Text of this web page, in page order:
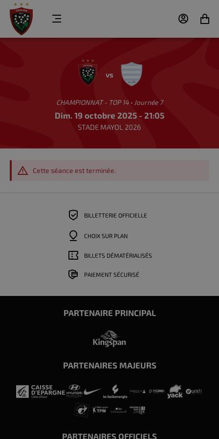
MENU
MON
MON
RC
TOULON
vs
92
CHAMPIONNAT - TOP 14 • Journée 7
Dim. 19 octobre 2025 - 21:05
STADE MAYOL 2026
Cette séance est terminée.
BILLETTERIE OFFICIELLE
CHOIX SUR PLAN
BILLETS DÉMATÉRIALISÉS
PAIEMENT SÉCURISÉ
PARTENAIRE PRINCIPAL
PARTENAIRES MAJEURS
PARTENAIRES OFFICIELS